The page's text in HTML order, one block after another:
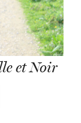
et Noir